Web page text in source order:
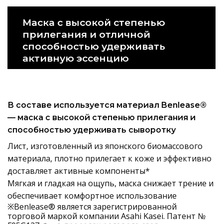
Маска с высокой степенью
прилегания и отличной
способностью удерживать
активную эссенцию
В составе используется материал Benlease®
— маска с высокой степенью прилегания и
способностью удерживать сыворотку
Лист, изготовленный из японского биомассового
материала, плотно прилегает к коже и эффективно
доставляет активные компоненты*
Мягкая и гладкая на ощупь, маска снижает трение и
обеспечивает комфортное использование
※Benlease® является зарегистрированной
торговой маркой компании Asahi Kasei. Патент №